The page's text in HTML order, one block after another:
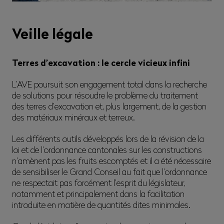
À l’heure d’écrire ces lignes, le verdict n’est pas connu,
campagne a permis de montrer les actuelles fractures
surabondance de directives centralisatrices, les
volontés toujours plus claires d’opacité stratégique et
la surdité face aux demandes, ne serait-ce que
d’information, légitimes des sections romandes en
Force est de constater que la SSE a, depuis quelques
années, poursuivi des buts et objectifs bien éloignés
de sa base. Conception ultralibérale, idéologie figée,
surstructuration, multiplication de groupes de projets
sans direction claire – ou alors simplement alibi – la
politique mise en oeuvre par la SSE pèche surtout par
Veille légale
Terres d’excavation : le cercle vicieux infini
L’AVE poursuit son engagement total dans la recherche
de solutions pour résoudre le problème du traitement
des terres d’excavation et, plus largement, de la gestion
des matériaux minéraux et terreux.
Les différents outils développés lors de la révision de la
loi et de l’ordonnance cantonales sur les constructions
n’amènent pas les fruits escomptés et il a été nécessaire
de sensibiliser le Grand Conseil au fait que l’ordonnance
ne respectait pas forcément l’esprit du législateur,
notamment et principalement dans la facilitation
introduite en matière de quantités dites minimales.